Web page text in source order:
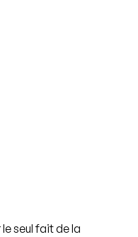
seul fait de la